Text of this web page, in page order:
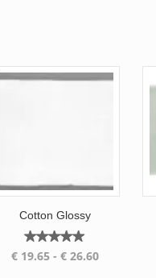
Cotton Glossy
Gewaardeerd
5.00
€19.65 - €26.60Prijsklasse: